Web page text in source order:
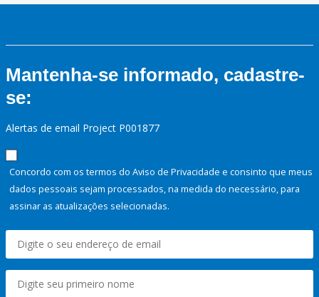
Mantenha-se informado, cadastre-
se:
Alertas de email Project P001877
Concordo com os termos do Aviso de Privacidade e consinto que meus
dados pessoais sejam processados, na medida do necessário, para
assinar as atualizações selecionadas.